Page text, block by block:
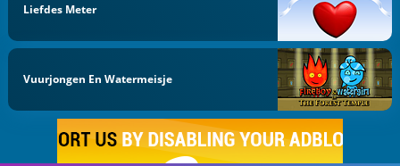
Liefdes Meter
Vuurjongen En Watermeisje